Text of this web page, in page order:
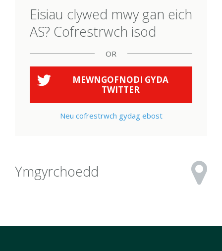
Eisiau clywed mwy gan eich
AS? Cofrestrwch isod
OR
MEWNGOFNODI GYDA
TWITTER
Neu cofrestrwch gydag ebost
Ymgyrchoedd